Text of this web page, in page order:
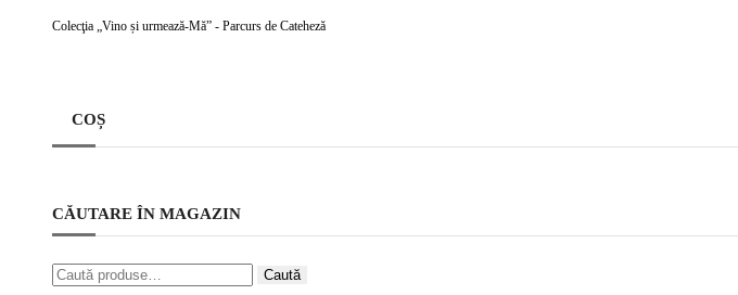
Colecţia „Vino și urmează-Mă” - Parcurs de Cateheză
COȘ
CĂUTARE ÎN MAGAZIN
Caută